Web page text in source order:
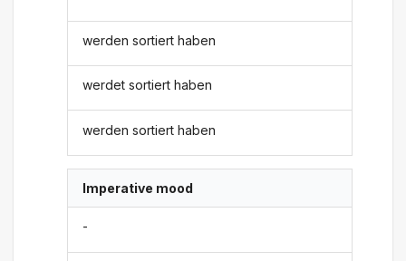
werden sortiert haben
werdet sortiert haben
werden sortiert haben
Imperative mood
-